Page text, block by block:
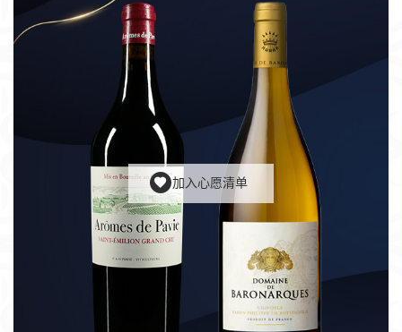
加入心愿清单